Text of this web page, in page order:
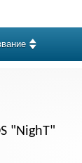
"NighT"